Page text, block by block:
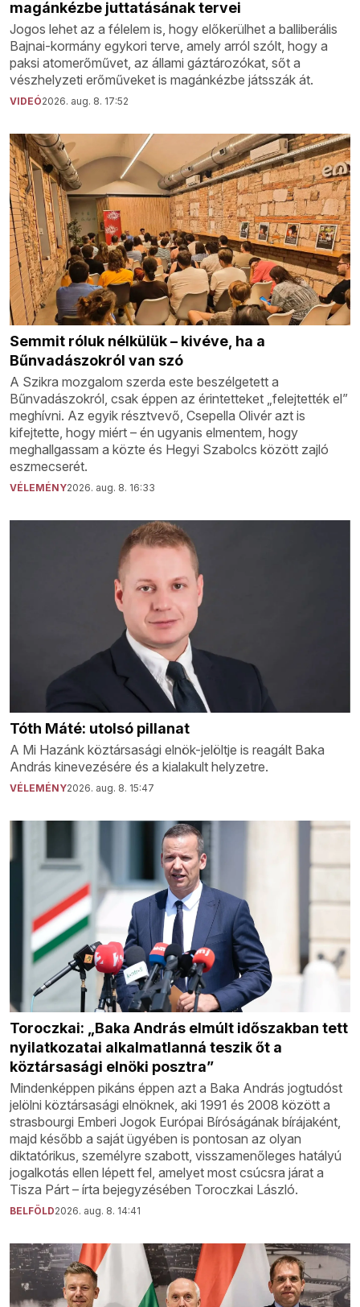
magánkézbe juttatásának tervei
Jogos lehet az a félelem is, hogy előkerülhet a balliberális
Bajnai-kormány egykori terve, amely arról szólt, hogy a
paksi atomerőművet, az állami gáztározókat, sőt a
vészhelyzeti erőműveket is magánkézbe játsszák át.
VIDEÓ2026. aug. 8. 17:52
Semmit róluk nélkülük – kivéve, ha a
Bűnvadászokról van szó
A Szikra mozgalom szerda este beszélgetett a
Bűnvadászokról, csak éppen az érintetteket „felejtették el”
meghívni. Az egyik résztvevő, Csepella Olivér azt is
kifejtette, hogy miért – én ugyanis elmentem, hogy
meghallgassam a közte és Hegyi Szabolcs között zajló
eszmecserét.
VÉLEMÉNY2026. aug. 8. 16:33
Tóth Máté: utolsó pillanat
A Mi Hazánk köztársasági elnök-jelöltje is reagált Baka
András kinevezésére és a kialakult helyzetre.
VÉLEMÉNY2026. aug. 8. 15:47
Toroczkai: „Baka András elmúlt időszakban tett
nyilatkozatai alkalmatlanná teszik őt a
köztársasági elnöki posztra”
Mindenképpen pikáns éppen azt a Baka András jogtudóst
jelölni köztársasági elnöknek, aki 1991 és 2008 között a
strasbourgi Emberi Jogok Európai Bíróságának bírájaként,
majd később a saját ügyében is pontosan az olyan
diktatórikus, személyre szabott, visszamenőleges hatályú
jogalkotás ellen lépett fel, amelyet most csúcsra járat a
Tisza Párt – írta bejegyzésében Toroczkai László.
BELFÖLD2026. aug. 8. 14:41